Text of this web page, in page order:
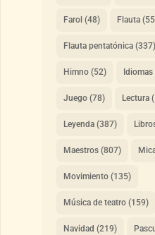
Farol (48) Flauta
Flauta pentatónica(337)
Himno(52) Idiomas
Juego(78) Lectura
Leyenda(387)
Maestros(807)
Movimiento(135)
Música de teatro(159)
Navidad (219)